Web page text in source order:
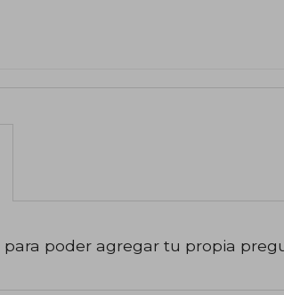
para poder agregar tu propia